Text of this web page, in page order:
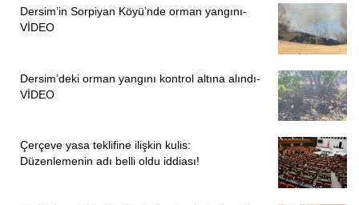
Dersim’in Sorpiyan Köyü’nde orman yangını-
VİDEO
Dersim’deki orman yangını kontrol altına alındı-
VİDEO
Çerçeve yasa teklifine ilişkin kulis:
Düzenlemenin adı belli oldu iddiası!